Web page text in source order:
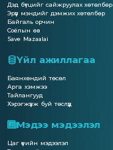
Дэд бүтцийг сайжруулах хөтөлбөр
Эрүүл мэндийг дэмжих хөтөлбөр
Байгаль орчин
Соёлын өв
Save Mazaalai
Үйл ажиллагаа
Баянхөндий төсөл
Арга хэмжээ
Тайлангууд
Хэрэгжүүлж буй төслүүд
Мэдээ мэдээлэл
Цаг үеийн мэдээлэл